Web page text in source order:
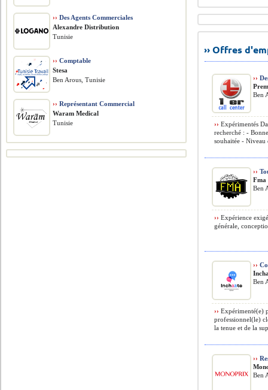
›› Offres
››
Ben
›› Expérimentés
recherché : -
souhaitée -
››
Fma
Ben
›› Expérience
générale,
››
Ben
›› Expérimenté(e)
professionnel(le)
la tenue et de la
››
Ben
›› Des Agents Commerciales
Alexandre Distribution
Tunisie
›› Comptable
Stesa
Ben Arous, Tunisie
›› Représentant Commercial
Waram Medical
Tunisie